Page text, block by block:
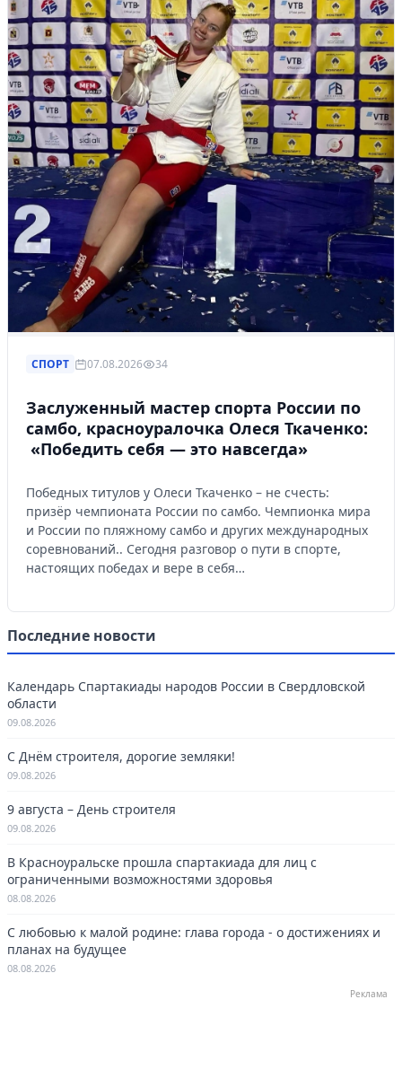
СПОРТ 07.08.2026 34
Заслуженный мастер спорта России по
самбо, красноуралочка Олеся Ткаченко:
«Победить себя — это навсегда»
Победных титулов у Олеси Ткаченко – не счесть:
призёр чемпионата России по самбо. Чемпионка мира
и России по пляжному самбо и других международных
соревнований.. Сегодня разговор о пути в спорте,
настоящих победах и вере в себя…
Последние новости
Календарь Спартакиады народов России в Свердловской
области
09.08.2026
С Днём строителя, дорогие земляки!
09.08.2026
9 августа – День строителя
09.08.2026
В Красноуральске прошла спартакиада для лиц с
ограниченными возможностями здоровья
08.08.2026
С любовью к малой родине: глава города - о достижениях и
планах на будущее
08.08.2026
Реклама